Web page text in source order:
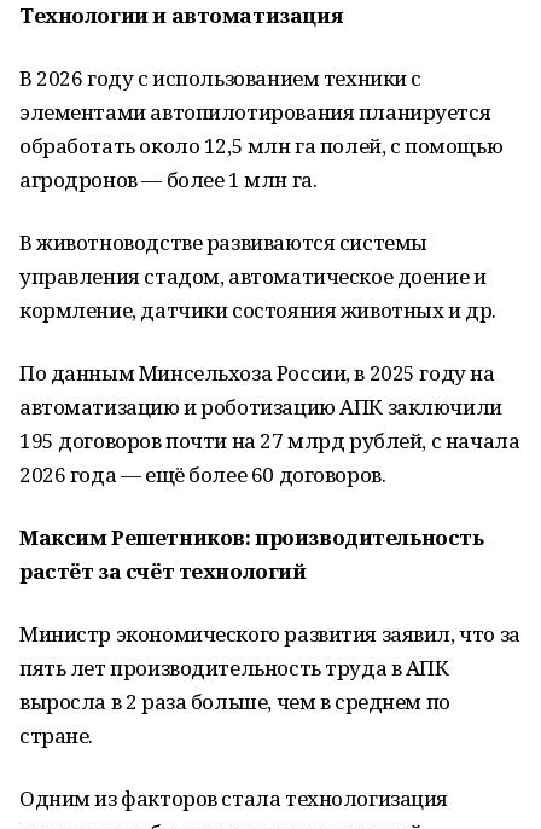
Технологии и автоматизация
В 2026 году с использованием техники с
элементами автопилотирования планируется
обработать около 12,5 млн га полей, с помощью
агродронов — более 1 млн га.
В животноводстве развиваются системы
управления стадом, автоматическое доение и
кормление, датчики состояния животных и др.
По данным Минсельхоза России, в 2025 году на
автоматизацию и роботизацию АПК заключили
195 договоров почти на 27 млрд рублей, с начала
2026 года — ещё более 60 договоров.
Максим Решетников: производительность
растёт за счёт технологий
Министр экономического развития заявил, что за
пять лет производительность труда в АПК
выросла в 2 раза больше, чем в среднем по
стране.
Одним из факторов стала технологизация